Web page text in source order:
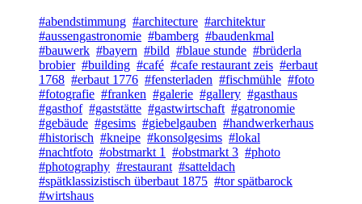
#abendstimmung #architecture #architektur
#aussengastronomie #bamberg #baudenkmal
#bauwerk #bayern #bild #blaue stunde #brüderla
brobier #building #café #cafe restaurant zeis #erbaut
1768 #erbaut 1776 #fensterladen #fischmühle #foto
#fotografie #franken #galerie #gallery #gasthaus
#gasthof #gaststätte #gastwirtschaft #gatronomie
#gebäude #gesims #giebelgauben #handwerkerhaus
#historisch #kneipe #konsolgesims #lokal
#nachtfoto #obstmarkt 1 #obstmarkt 3 #photo
#photography #restaurant #satteldach
#spätklassizistisch überbaut 1875 #tor spätbarock
#wirtshaus